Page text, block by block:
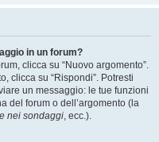
in un forum?
clicca su “Nuovo argomento”.
clicca su “Rispondi”. Potresti
un messaggio: le tue funzioni
del forum o dell’argomento (la
nei sondaggi, ecc.).